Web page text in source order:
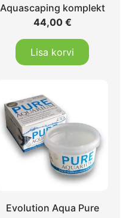
Aquascaping komplekt
44,00 €
Lisa korvi
Evolution Aqua Pure